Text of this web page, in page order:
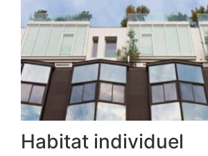
Habitat individuel